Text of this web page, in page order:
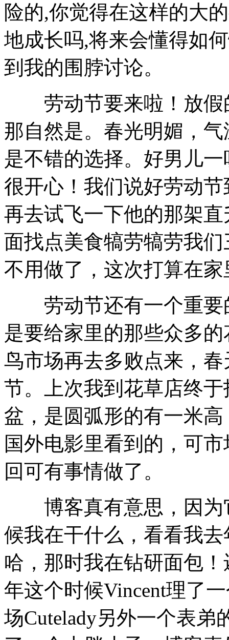
险的,你觉得在这样的大
地成长吗,将来会懂得如
到我的围脖讨论。
劳动节要来啦！放假
那自然是。春光明媚，
是不错的选择。好男儿
很开心！我们说好劳动
再去试飞一下他的那架
面找点美食犒劳犒劳我
不用做了，这次打算在
劳动节还有一个重要
是要给家里的那些众多
鸟市场再去多败点来，
节。上次我到花草店终
盆，是圆弧形的有一米
国外电影里看到的，可
回可有事情做了。
博客真有意思，因为
候我在干什么，看看我
哈，那时我在钻研面包
年这个时候Vincent理了
场Cutelady另外一个表弟